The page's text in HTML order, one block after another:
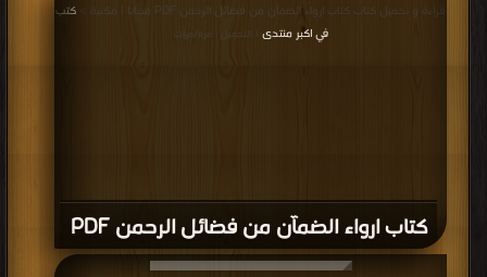
كتاب ارواء الضمآن من فضائل الرحمن PDF
قراءة و تحميل كتاب كتاب ارواء الضمآن من فضائل الرحمن PDF مجانا | مكتبة >
كتب
في اكبر منتدى
| التحميل : مرة/مرات